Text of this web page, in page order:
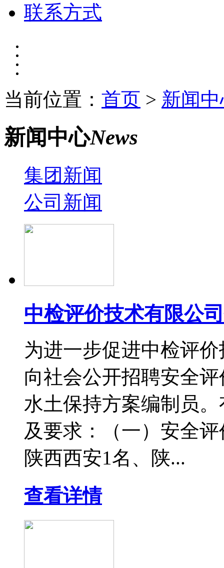
联系方式
当前位置： 首页 > 新闻
新闻中心News
集团新闻
公司新闻
中检评价技术有限公
为进一步促进中检评
向社会公开招聘安全
水土保持方案编制员
及要求：（一）安全
陕西西安1名、陕...
查看详情